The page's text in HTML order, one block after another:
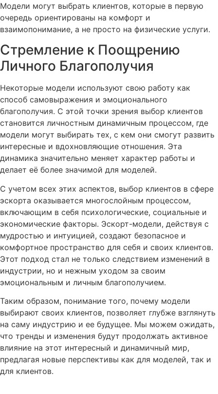
Модели могут выбрать клиентов, которые в первую
очередь ориентированы на комфорт и
взаимопонимание, а не просто на физические услуги.
Стремление к Поощрению
Личного Благополучия
Некоторые модели используют свою работу как
способ самовыражения и эмоционального
благополучия. С этой точки зрения выбор клиентов
становится личностным динамичным процессом, где
модели могут выбирать тех, с кем они смогут развить
интересные и вдохновляющие отношения. Эта
динамика значительно меняет характер работы и
делает её более значимой для моделей.
С учетом всех этих аспектов, выбор клиентов в сфере
эскорта оказывается многослойным процессом,
включающим в себя психологические, социальные и
экономические факторы. Эскорт-модели, действуя с
мудростью и интуицией, создают безопасное и
комфортное пространство для себя и своих клиентов.
Этот подход стал не только следствием изменений в
индустрии, но и нежным уходом за своим
эмоциональным и личным благополучием.
Таким образом, понимание того, почему модели
выбирают своих клиентов, позволяет глубже взглянуть
на саму индустрию и ее будущее. Мы можем ожидать,
что тренды и изменения будут продолжать активное
влияние на этот интересный и динамичный мир,
предлагая новые перспективы как для моделей, так и
для клиентов.